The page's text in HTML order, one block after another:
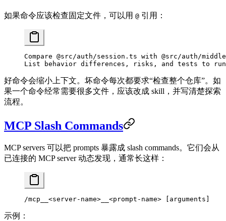
如果命令应该检查固定文件，可以用 @ 引用：
Compare @src/auth/session.ts with @src/auth/
List behavior differences, risks, and tests to
好命令会缩小上下文。坏命令每次都要求“检查整个仓库”。如
果一个命令经常需要很多文件，应该改成 skill，并写清楚探索
流程。
MCP Slash Commands
MCP servers 可以把 prompts 暴露成 slash commands。它们会从
已连接的 MCP server 动态发现，通常长这样：
/mcp__<server-name>__<prompt-name> [arguments]
示例：